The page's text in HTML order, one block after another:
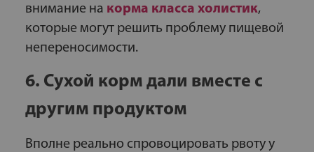
внимание на корма класса холистик,
которые могут решить проблему пищевой
непереносимости.
6. Сухой корм дали вместе с
другим продуктом
Вполне реально спровоцировать рвоту у